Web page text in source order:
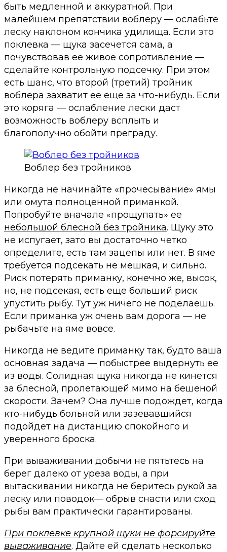
быть медленной и аккуратной. При
малейшем препятствии воблеру — ослабьте
леску наклоном кончика удилища. Если это
поклевка — щука засечется сама, а
почувствовав ее живое сопротивление —
сделайте контрольную подсечку. При этом
есть шанс, что второй (третий) тройник
воблера захватит ее еще за что-нибудь. Если
это коряга — ослабление лески даст
возможность воблеру всплыть и
благополучно обойти преграду.
Воблер без тройников
Никогда не начинайте «прочесывание» ямы
или омута полноценной приманкой.
Попробуйте вначале «прощупать» ее
небольшой блесной без тройника. Щуку это
не испугает, зато вы достаточно четко
определите, есть там зацепы или нет. В яме
требуется подсекать не мешкая, и сильно.
Риск потерять приманку, конечно же, высок,
но, не подсекая, есть еще больший риск
упустить рыбу. Тут уж ничего не поделаешь.
Если приманка уж очень вам дорога — не
рыбачьте на яме вовсе.
Никогда не ведите приманку так, будто ваша
основная задача — побыстрее выдернуть ее
из воды. Солидная щука никогда не кинется
за блесной, пролетающей мимо на бешеной
скорости. Зачем? Она лучше подождет, когда
кто-нибудь больной или зазевавшийся
подойдет на дистанцию спокойного и
уверенного броска.
При вываживании добычи не пятьтесь на
берег далеко от уреза воды, а при
вытаскивании никогда не беритесь рукой за
леску или поводок— обрыв снасти или сход
рыбы вам практически гарантированы.
При поклевке крупной щуки не форсируйте
вываживание. Дайте ей сделать несколько